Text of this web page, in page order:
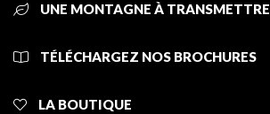
UNE MONTAGNE À TRANSMETTRE
TÉLÉCHARGEZ NOS BROCHURES
LA BOUTIQUE